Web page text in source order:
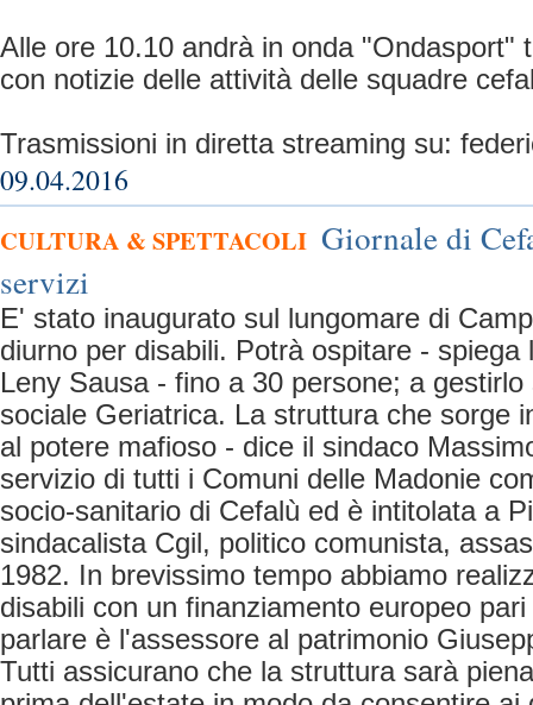
Alle ore 10.10 andrà in onda "Ondasport"
con notizie delle attività delle squadre
Trasmissioni in diretta streaming su:
09.04.2016
CULTURA & SPETTACOLI Giornale di
servizi
E' stato inaugurato sul lungomare di
diurno per disabili. Potrà ospitare - spiega
Leny Sausa - fino a 30 persone; a
sociale Geriatrica. La struttura che sorge
al potere mafioso - dice il sindaco
servizio di tutti i Comuni delle Madonie
socio-sanitario di Cefalù ed è intitolata a
sindacalista Cgil, politico comunista,
1982. In brevissimo tempo abbiamo
disabili con un finanziamento europeo
parlare è l'assessore al patrimonio
Tutti assicurano che la struttura sarà